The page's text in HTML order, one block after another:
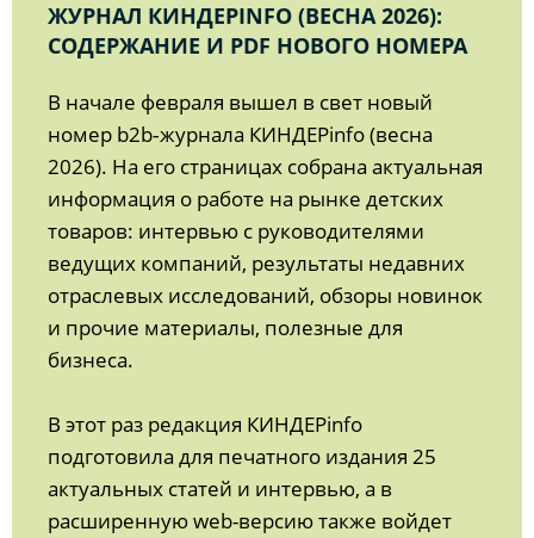
ЖУРНАЛ КИНДЕРINFO (ВЕСНА 2026):
СОДЕРЖАНИЕ И PDF НОВОГО НОМЕРА
В начале февраля вышел в свет новый
номер b2b‑журнала КИНДЕРinfo (весна
2026). На его страницах собрана актуальная
информация о работе на рынке детских
товаров: интервью с руководителями
ведущих компаний, результаты недавних
отраслевых исследований, обзоры новинок
и прочие материалы, полезные для
бизнеса.
В этот раз редакция КИНДЕРinfo
подготовила для печатного издания 25
актуальных статей и интервью, а в
расширенную web-версию также войдет